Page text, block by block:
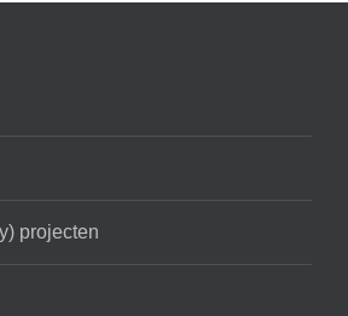
projecten